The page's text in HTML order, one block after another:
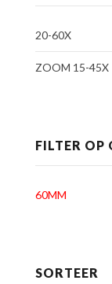
20-60X
ZOOM 15-45X
FILTER OP
60MM
SORTEER